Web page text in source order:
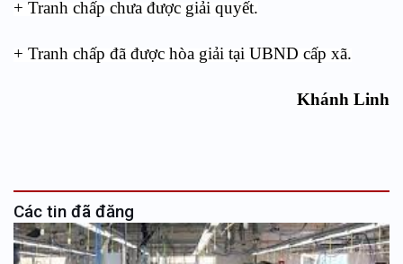
+ Tranh chấp chưa được giải quyết.
+ Tranh chấp đã được hòa giải tại UBND cấp xã.
Khánh Linh
Các tin đã đăng